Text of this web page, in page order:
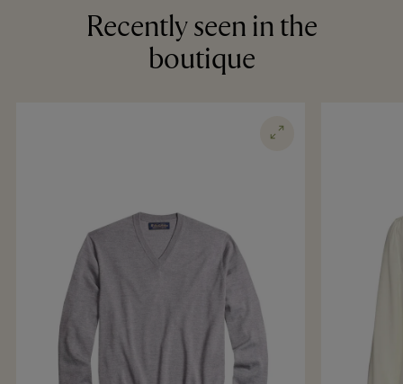
Recently seen in the
boutique